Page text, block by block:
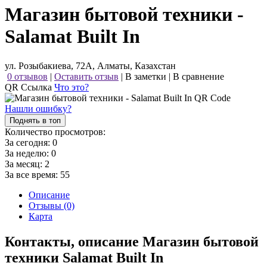
Магазин бытовой техники -
Salamat Built In
ул. Розыбакиева, 72А, Алматы, Казахстан
0 отзывов | Оставить отзыв | В заметки | В сравнение
QR Ссылка Что это?
Нашли ошибку?
Поднять в топ
Количество просмотров:
За сегодня: 0
За неделю: 0
За месяц: 2
За все время: 55
Описание
Отзывы (0)
Карта
Контакты, описание Магазин бытовой
техники Salamat Built In